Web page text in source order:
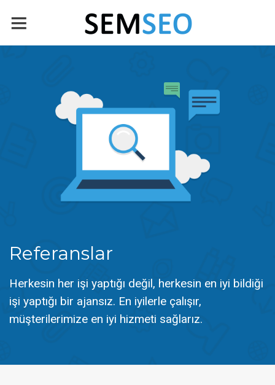
Referanslar
Herkesin her işi yaptığı değil, herkesin en iyi bildiği
işi yaptığı bir ajansız. En iyilerle çalışır,
müşterilerimize en iyi hizmeti sağlarız.